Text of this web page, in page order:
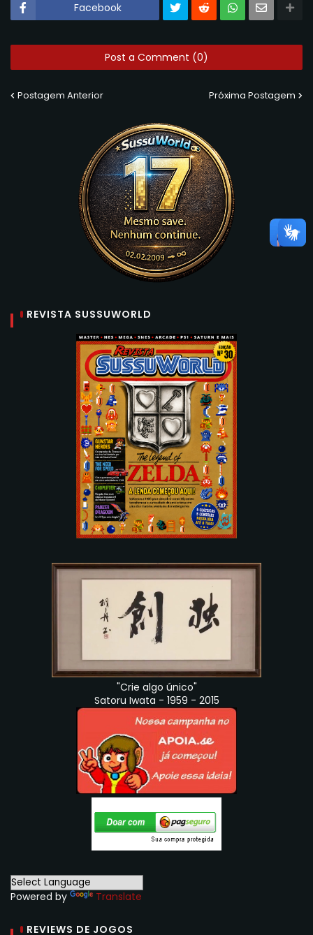
Facebook
Post a Comment (0)
Postagem Anterior Próxima Postagem
REVISTA SUSSUWORLD
"Crie algo único"
Satoru Iwata - 1959 - 2015
Powered by Translate
REVIEWS DE JOGOS